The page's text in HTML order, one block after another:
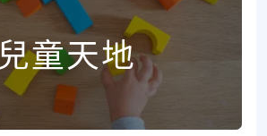
兒童天地